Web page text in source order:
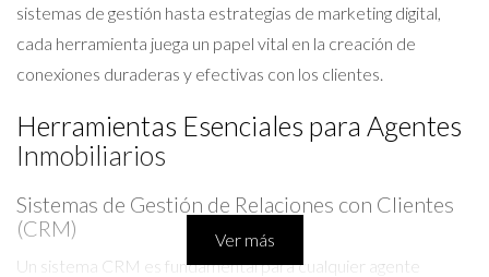
sistemas de gestión hasta estrategias de marketing digital,
cada herramienta juega un papel vital en la creación de
conexiones duraderas y efectivas con los clientes.
Herramientas Esenciales para Agentes
Inmobiliarios
Sistemas de Gestión de Relaciones con Clientes
(CRM)
Un sistema CRM es fundamental para cualquier agente
Ver más